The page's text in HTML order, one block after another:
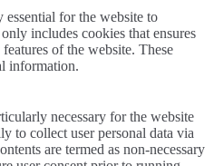
essential for the website to
includes cookies that ensures
of the website. These
information.
necessary for the website
to collect user personal data via
are termed as non-necessary